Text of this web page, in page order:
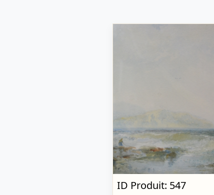
ID Produit: 547